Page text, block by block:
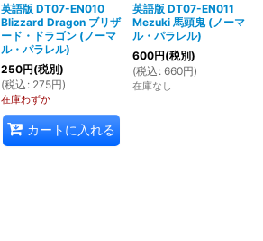
英語版 DT07-EN010
Blizzard Dragon ブリザ
ード・ドラゴン (ノーマ
ル・パラレル)
250円(税別)
(税込 : 275円)
在庫わずか
カートに入れる
英語版 DT07-EN011
Mezuki 馬頭鬼 (ノーマ
ル・パラレル)
600円(税別)
(税込 : 660円)
在庫なし